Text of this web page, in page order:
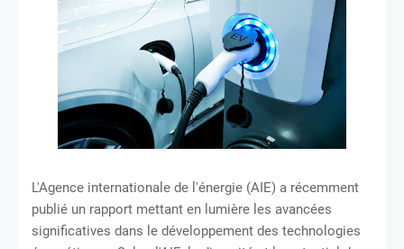
L'Agence internationale de l'énergie (AIE) a récemment
publié un rapport mettant en lumière les avancées
significatives dans le développement des technologies